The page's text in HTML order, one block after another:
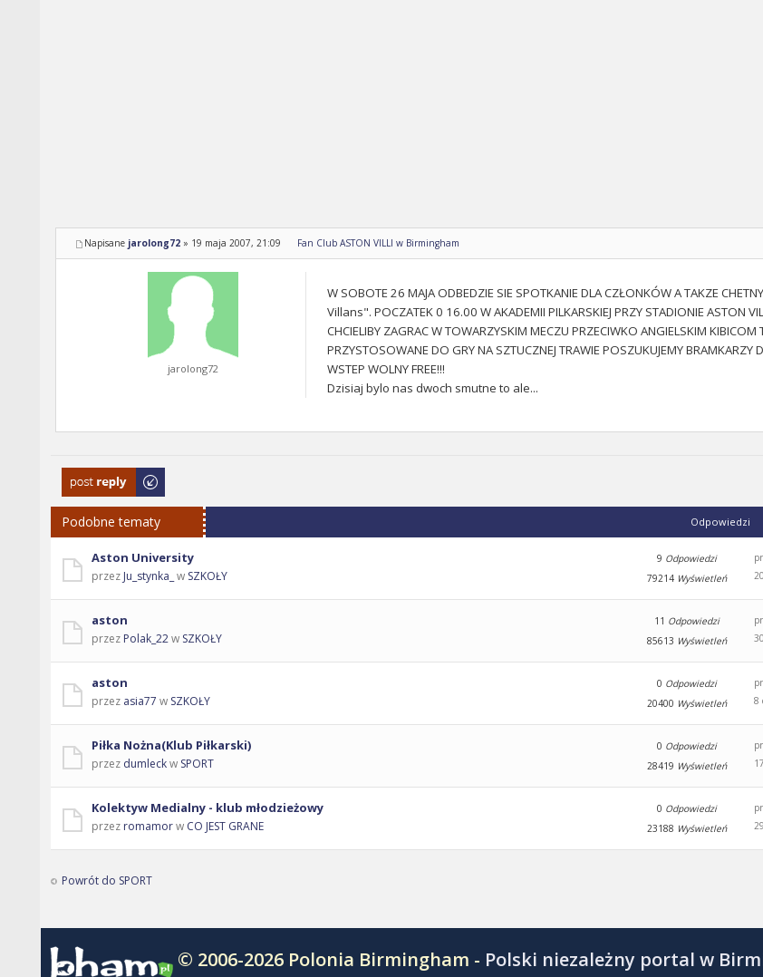
Napisane jarolong72 » 19 maja 2007, 21:09 Fan Club ASTON VILLI w Birmingham
W SOBOTE 26 MAJA ODBEDZIE SIE SPOTKANIE DLA CZŁONKÓW A TAKZE
Villans". POCZATEK 0 16.00 W AKADEMII PILKARSKIEJ PRZY STADIONIE ASTON
CHCIELIBY ZAGRAC W TOWARZYSKIM MECZU PRZECIWKO ANGIELSKIM
PRZYSTOSOWANE DO GRY NA SZTUCZNEJ TRAWIE POSZUKUJEMY
WSTEP WOLNY FREE!!!
Dzisiaj bylo nas dwoch smutne to ale...
jarolong72
Odpowiedz
Podobne tematy Odpowiedzi
Aston University
przez Ju_stynka_ w SZKOŁY
9 Odpowiedzi
79214 Wyświetleń
aston
przez Polak_22w SZKOŁY
11 Odpowiedzi
85613 Wyświetleń
aston
przez asia77 w SZKOŁY
0 Odpowiedzi
20400 Wyświetleń
8
Piłka Nożna(Klub Piłkarski)
przez dumleckw SPORT
0 Odpowiedzi
28419 Wyświetleń
Kolektyw Medialny - klub młodzieżowy
przez romamorw CO JEST GRANE
0 Odpowiedzi
23188 Wyświetleń
Powrót do SPORT
© 2006-2026 Polonia Birmingham - Polski niezależny portal w